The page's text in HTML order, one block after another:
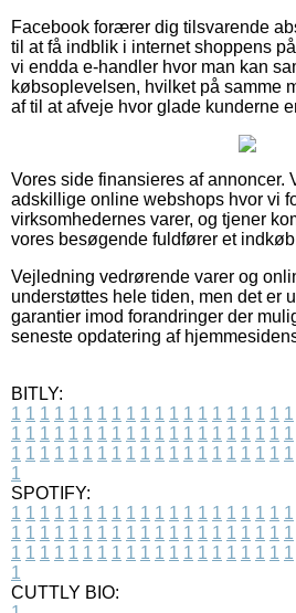
Facebook forærer dig tilsvarende
til at få indblik i internet shoppens
vi endda e-handler hvor man kan
købsoplevelsen, hvilket på samme
af til at afveje hvor glade kunderne
Vores side finansieres af annoncer.
adskillige online webshops hvor vi
virksomhedernes varer, og tjener
vores besøgende fuldfører et
Vejledning vedrørende varer og
understøttes hele tiden, men det er
garantier imod forandringer der
seneste opdatering af
BITLY:
1 1 1 1 1 1 1 1 1 1 1 1 1 1 1 1 1 1 1 1
1 1 1 1 1 1 1 1 1 1 1 1 1 1 1 1 1 1 1 1
1 1 1 1 1 1 1 1 1 1 1 1 1 1 1 1 1 1 1 1
1
SPOTIFY:
1 1 1 1 1 1 1 1 1 1 1 1 1 1 1 1 1 1 1 1
1 1 1 1 1 1 1 1 1 1 1 1 1 1 1 1 1 1 1 1
1 1 1 1 1 1 1 1 1 1 1 1 1 1 1 1 1 1 1 1
1
CUTTLY BIO: